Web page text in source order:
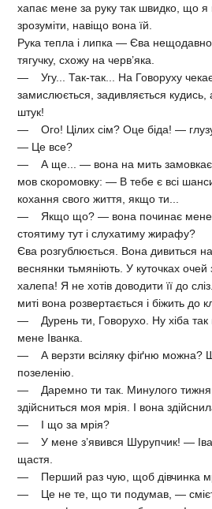
хапає мене за руку так швидко, що я
зрозуміти, навіщо вона їй.
Рука тепла і липка — Єва
тягучку, схожу на черв’яка.
— Угу... Так-так... На Говоруху
замислюється, задивляється
штук!
— Ого! Цілих сім? Оце біда! —
— Це все?
— А ще... — вона на мить замовкає, а
мов скоромовку: — В тебе є всі
кохання свого життя, якщо ти...
— Якщо що? — вона починає мене
стоятиму тут і слухатиму жирафу?
Єва розгублюється. Вона дивиться
веснянки тьмяніють. У куточках
халепа! Я не хотів доводити її до
миті вона розвертається і біжить до
— Дурень ти, Говорухо. Ну хіба
мене Іванка.
— А верзти всіляку фіґню можна?
позеленію.
— Даремно ти так. Минулого
здійсниться моя мрія. І вона
— І що за мрія?
— У мене з’явився Шурупчик! —
щастя.
— Перший раз чую, щоб дівчинка
— Це не те, що ти подумав, —